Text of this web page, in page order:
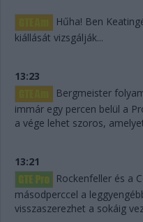
Hűha! Ben
kiállását vizsgálják...
13:23
Bergmeister
immár egy percen belül a
a vége lehet szoros,
13:21
Rockenfeller és a
másodperccel a
visszaszerezhet a sokáig